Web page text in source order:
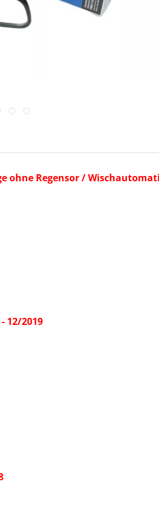
ohne Regensor /
12/2019